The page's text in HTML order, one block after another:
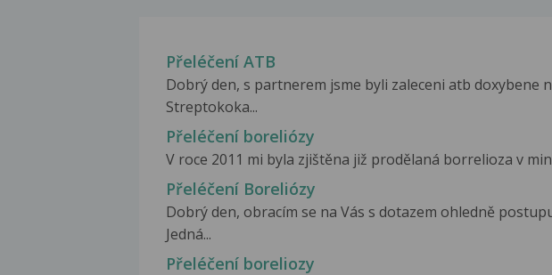
Přeléčení ATB
Dobrý den, s partnerem jsme byli zaleceni atb doxybene
Streptokoka...
Přeléčení boreliózy
V roce 2011 mi byla zjištěna již prodělaná borrelioza v
Přeléčení Boreliózy
Dobrý den, obracím se na Vás s dotazem ohledně
Jedná...
Přeléčení boreliozy